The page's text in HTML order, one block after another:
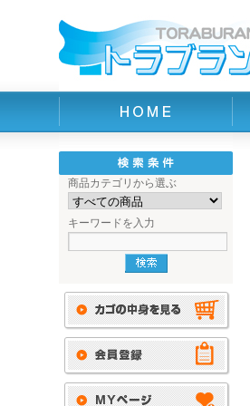
商品カテゴリから選ぶ
キーワードを入力